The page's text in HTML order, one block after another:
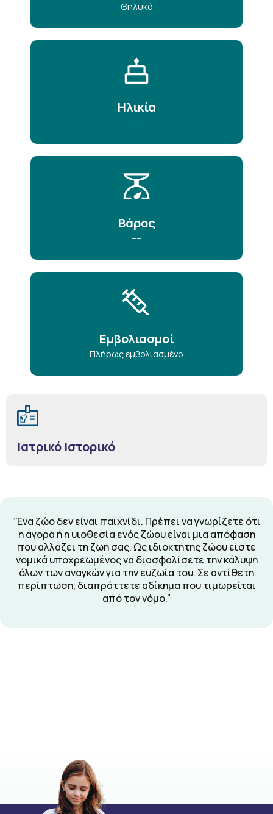
Θηλυκό
Ηλικία
----
Βάρος
----
Εμβολιασμοί
Πλήρως εμβολιασμένο
Ιατρικό Ιστορικό
“Ένα ζώο δεν είναι παιχνίδι. Πρέπει να γνωρίζετε ότι
η αγορά ή η υιοθεσία ενός ζώου είναι μια απόφαση
που αλλάζει τη ζωή σας. Ως ιδιοκτήτης ζώου είστε
νομικά υποχρεωμένος να διασφαλίσετε την κάλυψη
όλων των αναγκών για την ευζωία του. Σε αντίθετη
περίπτωση, διαπράττετε αδίκημα που τιμωρείται
από τον νόμο.”